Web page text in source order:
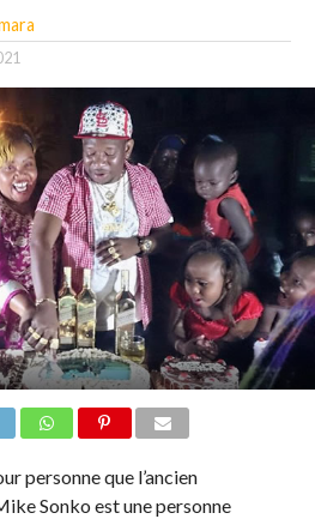
personne que l’ancien
Sonko est une personne